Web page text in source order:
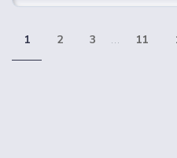
1 2 3 ... 11